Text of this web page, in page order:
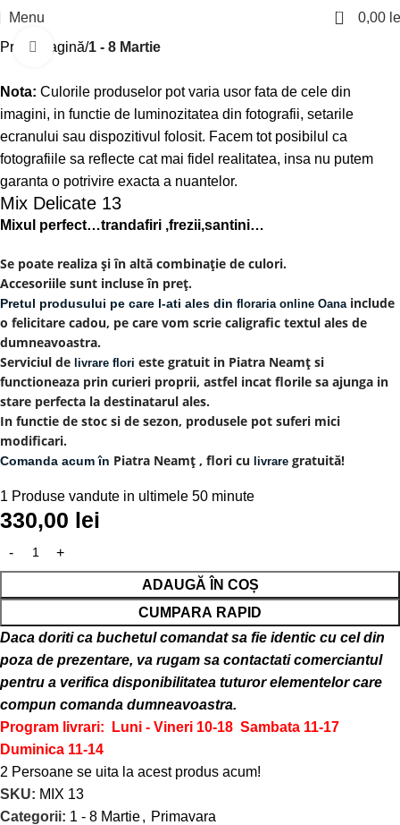
Menu 0 0,00
Prima pagină 1 - 8 Martie
Click to enlarge
Nota: Culorile produselor pot varia usor fata de cele din
imagini, in functie de luminozitatea din fotografii, setarile
ecranului sau dispozitivul folosit. Facem tot posibilul ca
fotografiile sa reflecte cat mai fidel realitatea, insa nu putem
garanta o potrivire exacta a nuantelor.
Mix Delicate 13
Mixul perfect…trandafiri ,frezii,santini…
Se poate realiza și în altă combinație de culori.
Accesoriile sunt incluse în preț.
Pretul produsului pe care l-ati ales din floraria online Oanainclude
o felicitare cadou, pe care vom scrie caligrafic textul ales de
dumneavoastra.
Serviciul de livrare flori este gratuit in Piatra Neamț si
functioneaza prin curieri proprii, astfel incat florile sa ajunga in
stare perfecta la destinatarul ales.
In functie de stoc si de sezon, produsele pot suferi mici
modificari.
Comanda acum în Piatra Neamț , flori cu livrare gratuită!
1 Produse vandute in ultimele 50 minute
330,00 lei
ADAUGĂ ÎN COȘ
CUMPARA RAPID
Daca doriti ca buchetul comandat sa fie identic cu cel din
poza de prezentare, va rugam sa contactati comerciantul
pentru a verifica disponibilitatea tuturor elementelor care
compun comanda dumneavoastra.
Program livrari: Luni - Vineri 10-18 Sambata 11-17
Duminica 11-14
2 Persoane se uita la acest produs acum!
SKU: MIX 13
Categorii: 1 - 8 Martie, Primavara